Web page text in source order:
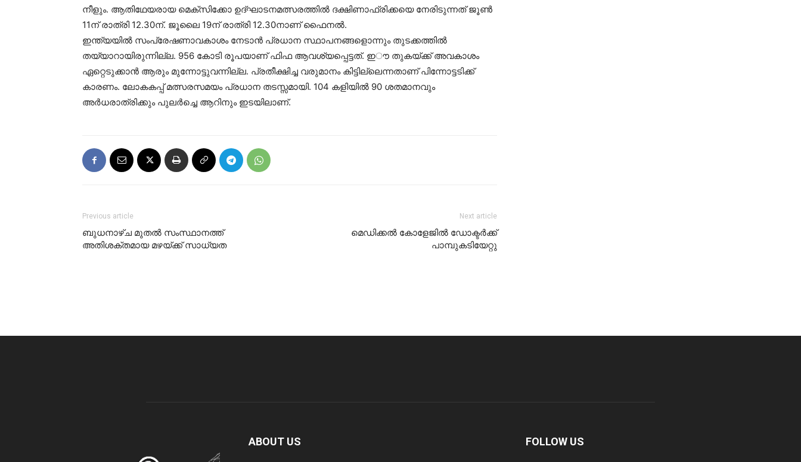
നീളും. ആതിഥേയരായ മെക്സിക്കോ ഉദ്ഘാടനമത്സരത്തില്‍ ദക്ഷിണാഫ്രിക്കയെ നേരിടുന്നത് ജൂണ്‍
11ന് രാത്രി 12.30ന്. ജൂലൈ 19ന് രാത്രി 12.30നാണ് ഫൈനല്‍.
ഇന്ത്യയില്‍ സംപ്രേഷണാവകാശം നേടാന്‍ പ്രധാന സ്ഥാപനങ്ങളൊന്നും തുടക്കത്തില്‍
തയ്യാറായിരുന്നില്ല. 956 കോടി രൂപയാണ് ഫിഫ ആവശ്യപ്പെട്ടത്. ഇൗ തുകയ്ക്ക് അവകാശം
ഏറ്റെടുക്കാന്‍ ആരും മുന്നോട്ടുവന്നില്ല. പ്രതീക്ഷിച്ച വരുമാനം കിട്ടില്ലെന്നതാണ് പിന്നോട്ടടിക്ക്
കാരണം. ലോകകപ്പ് മത്സരസമയം പ്രധാന തടസ്സമായി. 104 കളിയില്‍ 90 ശതമാനവും
അര്‍ധരാത്രിക്കും പുലര്‍ച്ചെ ആറിനും ഇടയിലാണ്.
Previous article
ബുധനാഴ്ച മുതല്‍ സംസ്ഥാനത്ത്
അതിശക്തമായ മഴയ്ക്ക് സാധ്യത
Next article
മെഡിക്കൽ കോളേജിൽ ഡോക്ടർക്ക്
പാമ്പുകടിയേറ്റു
ABOUT US FOLLOW US